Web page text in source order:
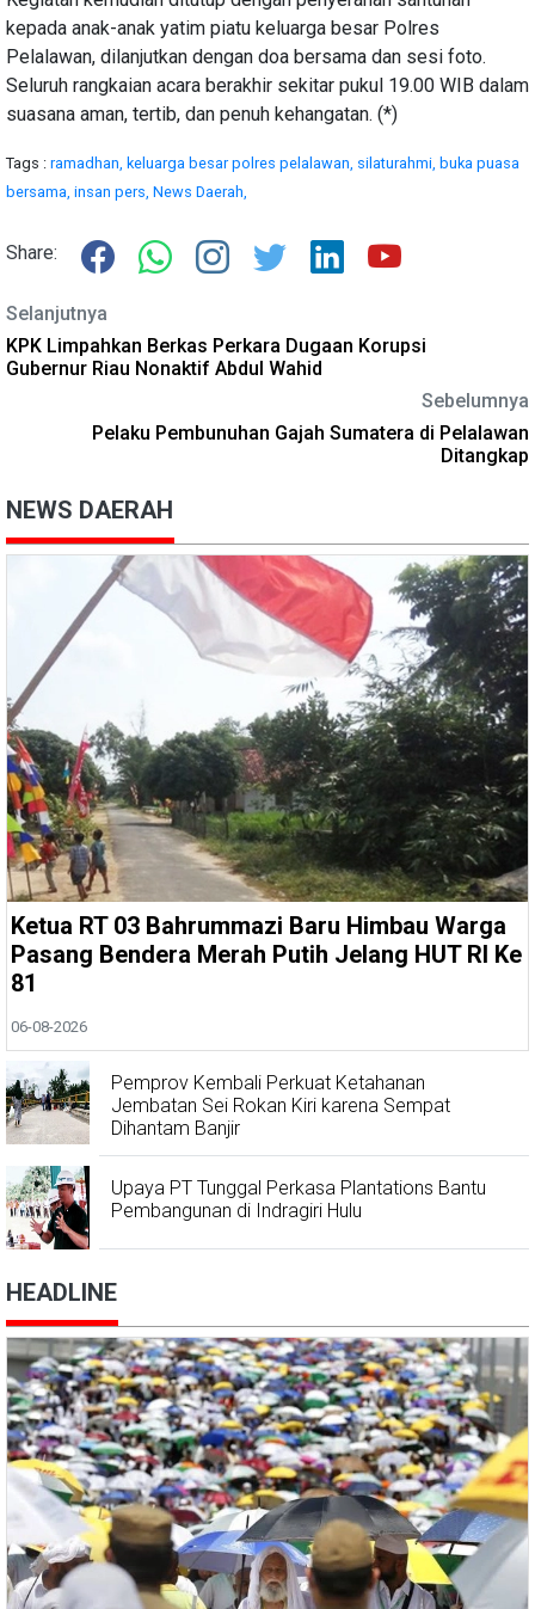
kepada anak-anak yatim piatu keluarga besar Polres
Pelalawan, dilanjutkan dengan doa bersama dan sesi foto.
Seluruh rangkaian acara berakhir sekitar pukul 19.00 WIB dalam
suasana aman, tertib, dan penuh kehangatan. (*)
Tags : ramadhan, keluarga besar polres pelalawan, silaturahmi, buka puasa
bersama, insan pers, News Daerah,
Share:
Selanjutnya
KPK Limpahkan Berkas Perkara Dugaan Korupsi
Gubernur Riau Nonaktif Abdul Wahid
Sebelumnya
Pelaku Pembunuhan Gajah Sumatera di Pelalawan
Ditangkap
NEWS DAERAH
Ketua RT 03 Bahrummazi Baru Himbau Warga
Pasang Bendera Merah Putih Jelang HUT RI Ke
81
06-08-2026
Pemprov Kembali Perkuat Ketahanan
Jembatan Sei Rokan Kiri karena Sempat
Dihantam Banjir
Upaya PT Tunggal Perkasa Plantations Bantu
Pembangunan di Indragiri Hulu
HEADLINE